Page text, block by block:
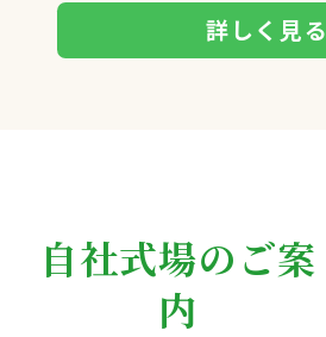
詳しく見る
自社式場のご案
内